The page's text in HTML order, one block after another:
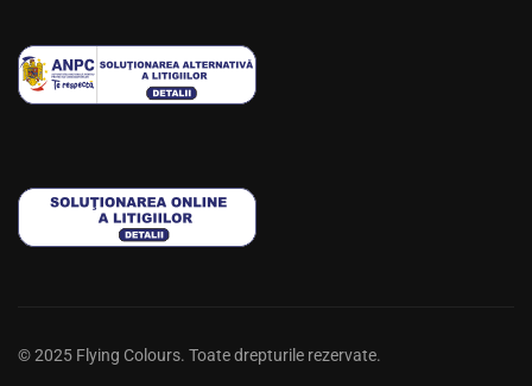
© 2025 Flying Colours. Toate drepturile rezervate.